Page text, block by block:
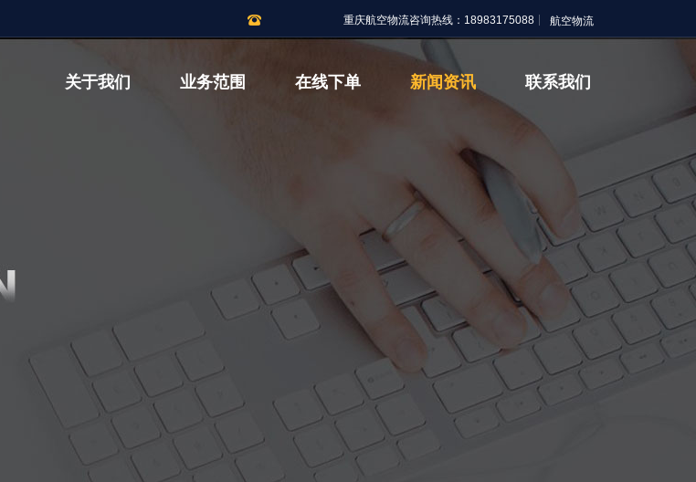
重庆航空物流咨询热线：18983175088
关于我们 业务范围 在线下单 新闻资讯 联系我们